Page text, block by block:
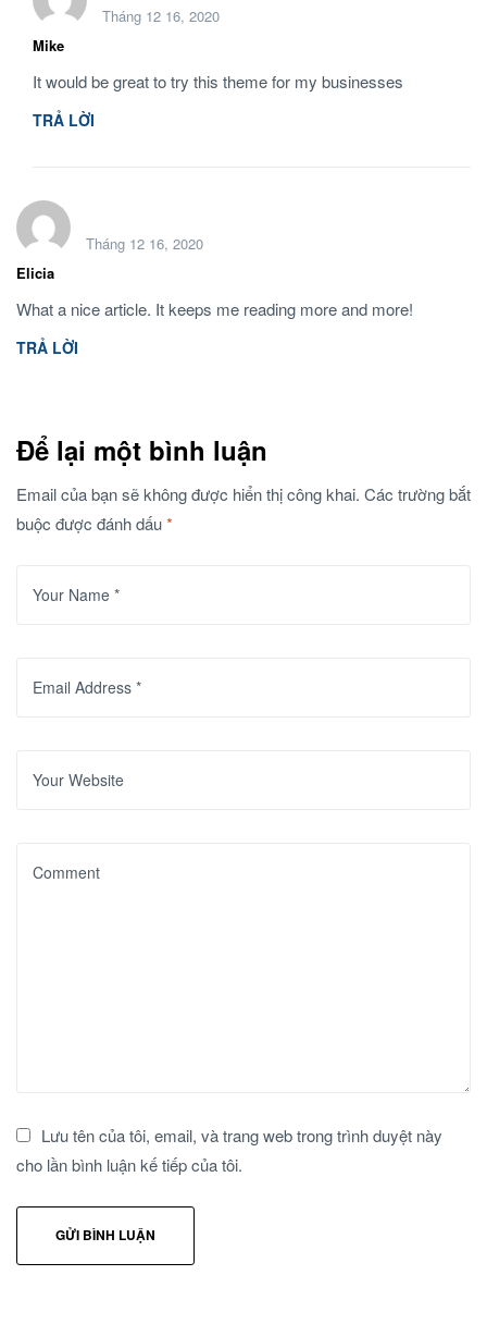
Mike
Tháng 12 16, 2020
It would be great to try this theme for my businesses
TRẢ LỜI
Elicia
Tháng 12 16, 2020
What a nice article. It keeps me reading more and more!
TRẢ LỜI
Để lại một bình luận
Email của bạn sẽ không được hiển thị công khai. Các trường bắt
buộc được đánh dấu*
Lưu tên của tôi, email, và trang web trong trình duyệt này
cho lần bình luận kế tiếp của tôi.